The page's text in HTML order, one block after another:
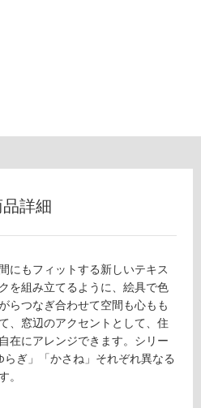
詳細
にもフィットする新しいテキス
を組み立てるように、絵具で色
らつなぎ合わせて空間も心もも
、窓辺のアクセントとして、住
在にアレンジできます。シリー
ぎ」「かさね」それぞれ異なる
。